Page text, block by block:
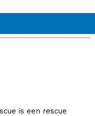
is een rescue